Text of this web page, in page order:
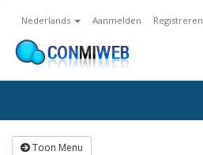
Nederlands Aanmelden Registreren
Toon Menu